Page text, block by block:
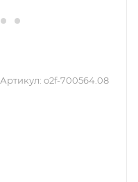
Артикул: o2f-700564.08